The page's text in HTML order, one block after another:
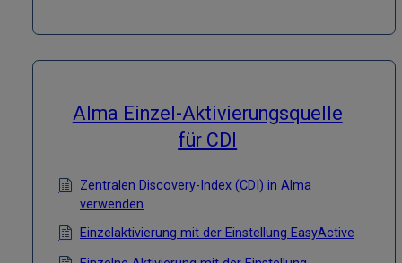
Alma Einzel-Aktivierungsquelle
für CDI
Zentralen Discovery-Index (CDI) in Alma
verwenden
Einzelaktivierung mit der Einstellung EasyActive